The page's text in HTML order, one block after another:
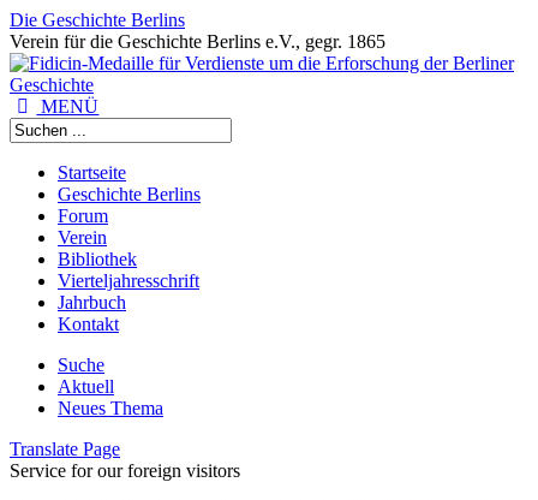
Die Geschichte Berlins
Verein für die Geschichte Berlins e.V., gegr. 1865
MENÜ
Startseite
Geschichte Berlins
Forum
Verein
Bibliothek
Vierteljahresschrift
Jahrbuch
Kontakt
Suche
Aktuell
Neues Thema
Translate Page
Service for our foreign visitors